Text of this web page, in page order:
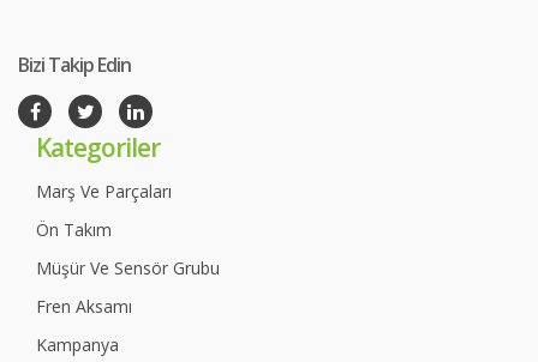
Bizi Takip Edin
Kategoriler
Marş Ve Parçaları
Ön Takım
Müşür Ve Sensör Grubu
Fren Aksamı
Kampanya